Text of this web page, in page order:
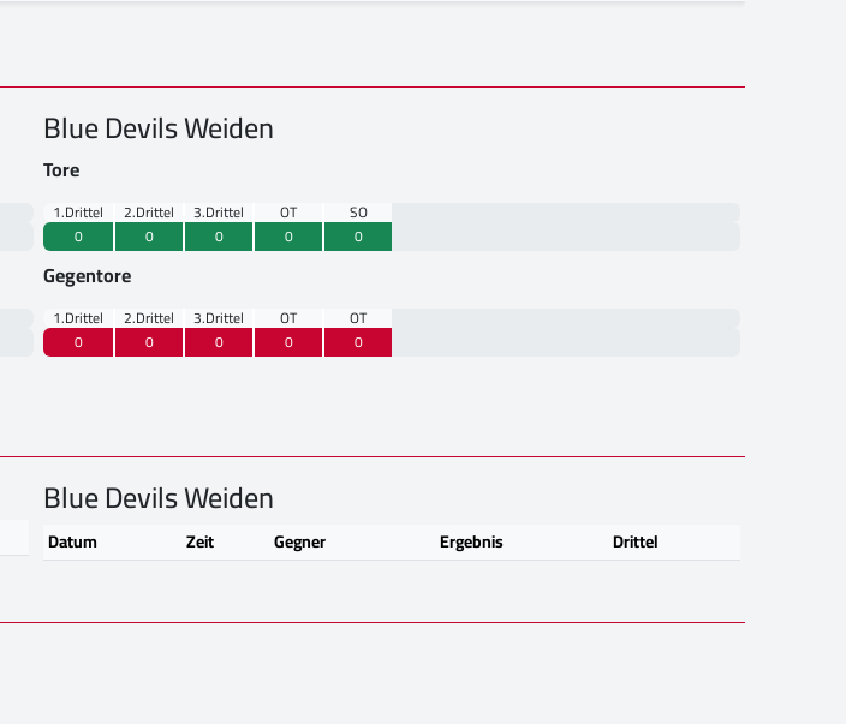
Blue Devils Weiden
Tore
1.Drittel 2.Drittel 3.Drittel OT
SO
0
0 0 0 0
Gegentore
1.Drittel 2.Drittel 3.Drittel OT
OT
0
0 0 0 0
Blue Devils Weiden
Datum Zeit Gegner Ergebnis Drittel